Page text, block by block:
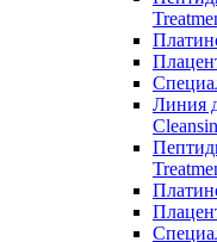
Линия